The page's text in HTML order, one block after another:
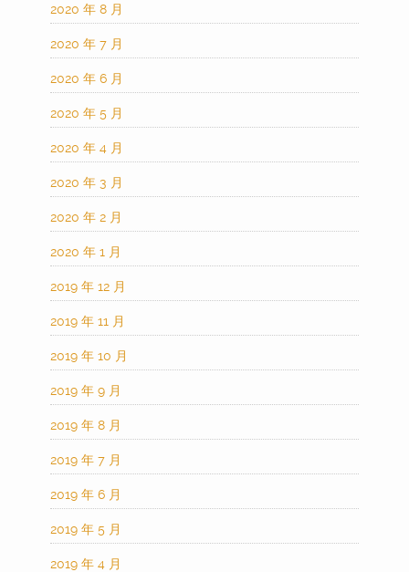
2020 年 8 月
2020 年 7 月
2020 年 6 月
2020 年 5 月
2020 年 4 月
2020 年 3 月
2020 年 2 月
2020 年 1 月
2019 年 12 月
2019 年 11 月
2019 年 10 月
2019 年 9 月
2019 年 8 月
2019 年 7 月
2019 年 6 月
2019 年 5 月
2019 年 4 月